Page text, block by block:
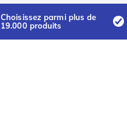
Choisissez parmi plus de
19.000 produits